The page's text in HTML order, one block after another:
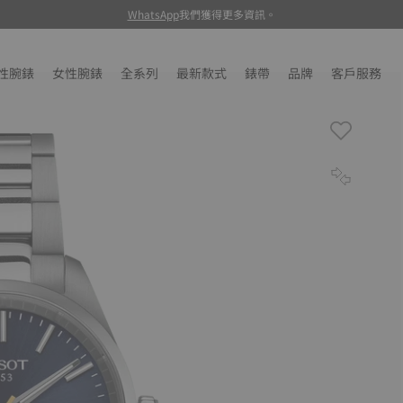
WhatsApp我們獲得更多資訊。
腕錶 女性腕錶 全系列 最新款式 錶帶 品牌 客戶服務